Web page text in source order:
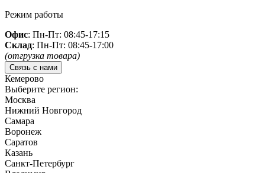
Режим работы
Офис: Пн-Пт: 08:45-17:15
Склад: Пн-Пт: 08:45-17:00
(отгрузка товара)
Связь с нами
Кемерово
Выберите регион:
Москва
Нижний Новгород
Самара
Воронеж
Саратов
Казань
Санкт-Петербург